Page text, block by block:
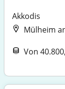
Akkodis
Mülheim
Von